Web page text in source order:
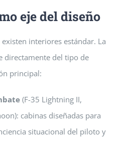
eje del diseño
interiores estándar. La
directamente del tipo de
principal:
(F-35 Lightning II,
cabinas diseñadas para
situacional del piloto y